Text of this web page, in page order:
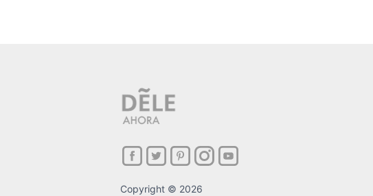
Copyright © 2026